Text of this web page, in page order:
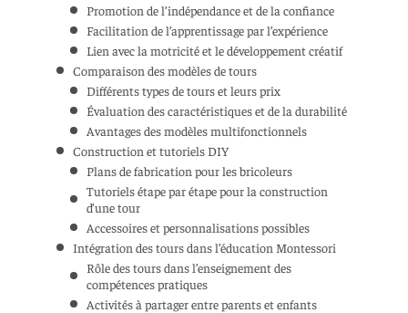
Promotion de l’indépendance et de la confiance
Facilitation de l’apprentissage par l’expérience
Lien avec la motricité et le développement créatif
Comparaison des modèles de tours
Différents types de tours et leurs prix
Évaluation des caractéristiques et de la durabilité
Avantages des modèles multifonctionnels
Construction et tutoriels DIY
Plans de fabrication pour les bricoleurs
Tutoriels étape par étape pour la construction
d’une tour
Accessoires et personnalisations possibles
Intégration des tours dans l’éducation Montessori
Rôle des tours dans l’enseignement des
compétences pratiques
Activités à partager entre parents et enfants